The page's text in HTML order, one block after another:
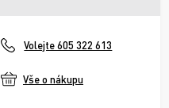
Volejte 605 322 613
Vše o nákupu